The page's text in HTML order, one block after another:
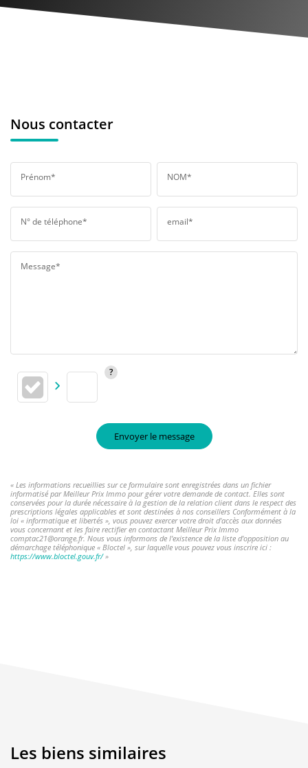
Nous contacter
Prénom* NOM*
N° de téléphone* email*
Message*
Envoyer le message
« Les informations recueillies sur ce formulaire sont enregistrées dans un fichier
informatisé par Meilleur Prix Immo pour gérer votre demande de contact. Elles sont
conservées pour la durée nécessaire à la gestion de la relation client dans le respect des
prescriptions légales applicables et sont destinées à nos conseillers Conformément à la
loi « informatique et libertés », vous pouvez exercer votre droit d'accès aux données
vous concernant et les faire rectifier en contactant Meilleur Prix Immo
comptac21@orange.fr. Nous vous informons de l'existence de la liste d'opposition au
démarchage téléphonique « Bloctel », sur laquelle vous pouvez vous inscrire ici :
https://www.bloctel.gouv.fr/»
Les biens similaires